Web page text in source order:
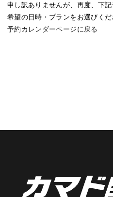
申し訳ありませんが、再度、下
希望の日時・プランをお選びくだ
予約カレンダーページに戻る